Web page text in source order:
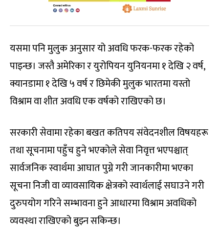
यसमा पनि मुलुक अनुसार यो अवधि फरक-फरक रहेको
पाइन्छ। जस्तै अमेरिका र युरोपियन युनियनमा १ देखि २ वर्ष,
क्यानडामा १ देखि ५ वर्ष र छिमेकी मुलुक भारतमा यस्तो
विश्राम वा शीत अवधि एक वर्षको राखिएको छ।
सरकारी सेवामा रहेका बखत कतिपय संवेदनशील विषयहरू
तथा सूचनामा पहुँच हुने भएकोले सेवा निवृत्त भएपश्चात्
सार्वजनिक स्वार्थमा आघात पुग्ने गरी जानकारीमा भएका
सूचना निजी वा व्यावसायिक क्षेत्रको स्वार्थलाई सघाउने गरी
दुरुपयोग गरिने सम्भावना हुने आधारमा विश्राम अवधिको
व्यवस्था राखिएको बुझ्न सकिन्छ।